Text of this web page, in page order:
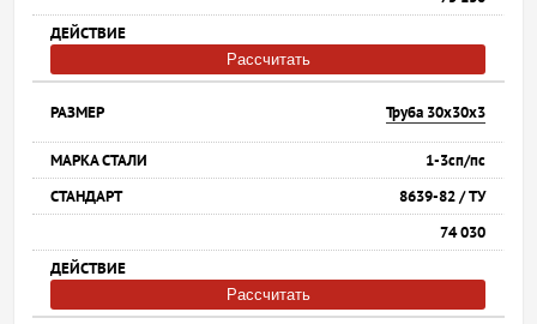
Рассчитать
Труба 30х30х3
1-3сп/пс
8639-82 / ТУ
74 030
Рассчитать